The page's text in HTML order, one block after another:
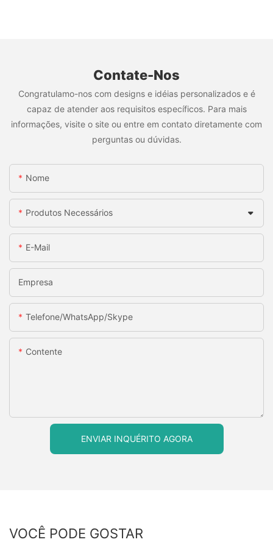
Contate-Nos
Congratulamo-nos com designs e idéias personalizados e é
capaz de atender aos requisitos específicos. Para mais
informações, visite o site ou entre em contato diretamente com
perguntas ou dúvidas.
Nome
Produtos Necessários
E-Mail
Empresa
Telefone/WhatsApp/Skype
Contente
ENVIAR INQUÉRITO AGORA
VOCÊ PODE GOSTAR